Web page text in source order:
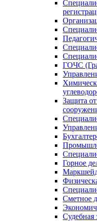
ГОЧС
Защита
Горное
Сметное
Судебная